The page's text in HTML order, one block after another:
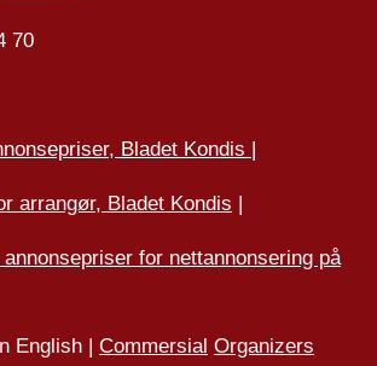
70
Bladet Kondis |
arrangør, Bladet Kondis |
for nettannonsering på
English | Commersial Organizers